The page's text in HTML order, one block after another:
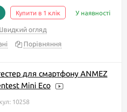
з інформацією або виникли якісь
нам або задати питання
дадуть відповідь на ваше
Купити в 1 клік У наявності
огляд
Порівняння
для смартфону ANMEZ
Mini Eco
10258